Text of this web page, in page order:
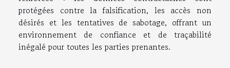
protégées contre la falsification, les accès non
désirés et les tentatives de sabotage, offrant un
environnement de confiance et de traçabilité
inégalé pour toutes les parties prenantes.